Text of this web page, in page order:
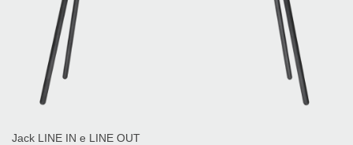
Jack LINE IN e LINE OUT